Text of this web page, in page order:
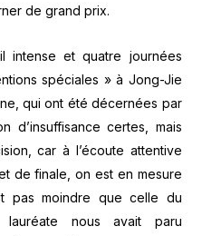
de grand prix.
intense et quatre journées
spéciales » à Jong-Jie
qui ont été décernées par
d’insuffisance certes, mais
car à l’écoute attentive
de finale, on est en mesure
pas moindre que celle du
nous avait paru